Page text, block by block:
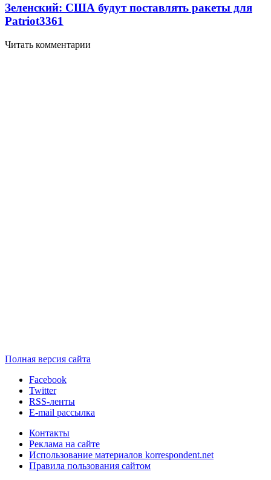
Зеленский: США будут поставлять ракеты для
Patriot3361
Читать комментарии
Полная версия сайта
Facebook
Twitter
RSS-ленты
E-mail рассылка
Контакты
Реклама на сайте
Использование материалов korrespondent.net
Правила пользования сайтом